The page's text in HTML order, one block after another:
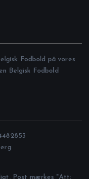
Fodbold på vores
Belgisk Fodbold
Post mærkes "Att: